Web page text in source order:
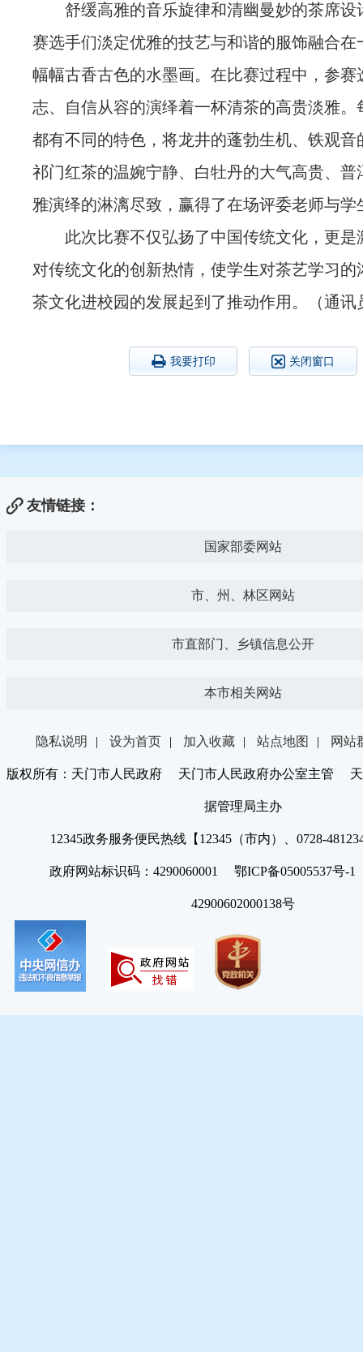
舒缓高雅的音乐旋律和清幽曼妙的茶席设
赛选手们淡定优雅的技艺与和谐的服饰融合在
幅幅古香古色的水墨画。在比赛过程中，参赛
志、自信从容的演绎着一杯清茶的高贵淡雅。
都有不同的特色，将龙井的蓬勃生机、铁观音
祁门红茶的温婉宁静、白牡丹的大气高贵、普
雅演绎的淋漓尽致，赢得了在场评委老师与学
此次比赛不仅弘扬了中国传统文化，更是
对传统文化的创新热情，使学生对茶艺学习的
茶文化进校园的发展起到了推动作用。（通讯
我要打印 关闭窗口
友情链接：
国家部委网站
市、州、林区网站
市直部门、乡镇信息公开
本市相关网站
隐私说明 | 设为首页 | 加入收藏 | 站点地图 | 网站
版权所有：天门市人民政府 天门市人民政府办公室主管 天
据管理局主办
12345政务服务便民热线【12345（市内）、0728-
政府网站标识码：4290060001 鄂ICP备05005537号
42900602000138号